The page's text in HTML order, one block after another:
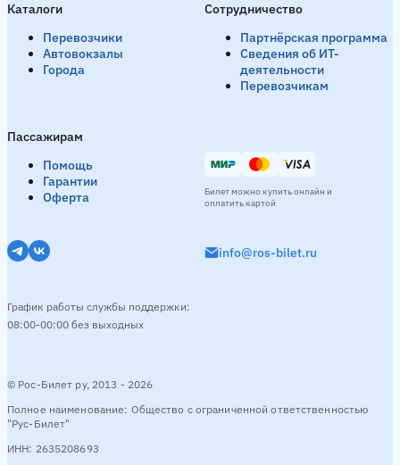
Каталоги
Перевозчики
Автовокзалы
Города
Пассажирам
Помощь
Гарантии
Оферта
Сотрудничество
Партнёрская программа
Сведения об ИТ-
деятельности
Перевозчикам
© Рос-Билет ру, 2013 - 2026
Полное наименование: Общество с ограниченной ответственностью
"Рус-Билет"
ИНН: 2635208693
info@ros-bilet.ru
График работы службы поддержки:
08:00-00:00 без выходных
Билет можно купить онлайн и
оплатить картой